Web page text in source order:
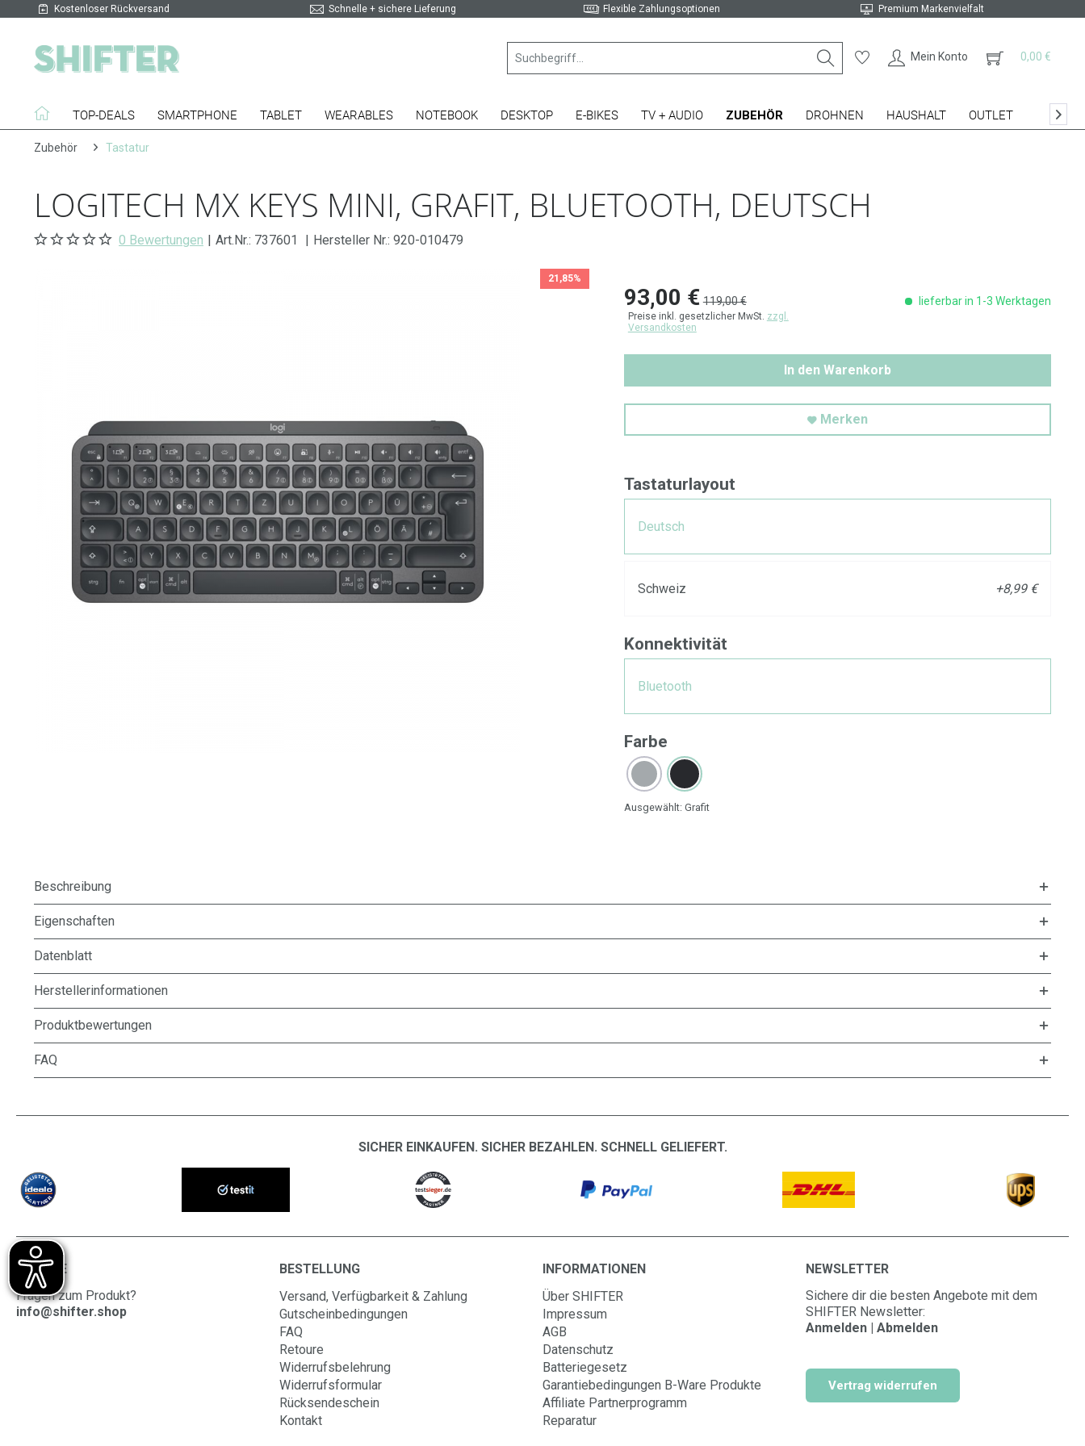
Kostenloser Rückversand Schnelle + sichere Lieferung Flexible Zahlungsoptionen Premium Markenvielfalt
Mein Konto 0,00 €
TOP-DEALS SMARTPHONE TABLET WEARABLES NOTEBOOK DESKTOP E-BIKES TV + AUDIO ZUBEHÖR DROHNEN HAUSHALT OUTLET 
Zubehör Tastatur
LOGITECH MX KEYS MINI, GRAFIT, BLUETOOTH, DEUTSCH
0 Bewertungen | Art.Nr.: 737601 | Hersteller Nr.: 920-010479
21,85%
93,00 € 119,00 €
Preise inkl. gesetzlicher MwSt. zzgl.
Versandkosten
lieferbar in 1-3 Werktagen
In den Warenkorb
Merken
Tastaturlayout
Deutsch
Schweiz +8,99 €
Konnektivität
Bluetooth
Farbe
Ausgewählt: Grafit
Beschreibung
Eigenschaften
Datenblatt
Herstellerinformationen
Produktbewertungen
FAQ
SICHER EINKAUFEN. SICHER BEZAHLEN. SCHNELL GELIEFERT.
SERVICE
Fragen zum Produkt?
info@shifter.shop
BESTELLUNG
Versand, Verfügbarkeit & Zahlung
Gutscheinbedingungen
FAQ
Retoure
Widerrufsbelehrung
Widerrufsformular
Rücksendeschein
Kontakt
INFORMATIONEN
Über SHIFTER
Impressum
AGB
Datenschutz
Batteriegesetz
Garantiebedingungen B-Ware Produkte
Affiliate Partnerprogramm
Reparatur
NEWSLETTER
Sichere dir die besten Angebote mit dem
SHIFTER Newsletter:
Anmelden | Abmelden
Vertrag widerrufen